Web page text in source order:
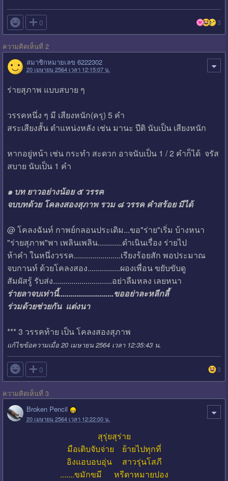
 0 3
ความคิดเห็นที่ 2
สมาชิกหมายเลข 6222302
20 เมษายน 2564 เวลา 12:15:07 น.
ร่ายสุภาพ แบบสบาย ๆ
วรรคหนึ่ง ๆ มี เสียงหนัก(ครุ) 5 คำ
สระเสียงสั้น ตำแหน่งหลัง เช่น มานะ ปีติ นับเป็น เสียงหนัก
หากอยู่หน้า เช่น กระทำ สะดวก อาจนับเป็น 1 / 2 คำก็ได้ จรัส
สบาย นับเป็น 1 คำ
๑ บท ยาวอย่างน้อย ๕ วรรค
จบบทด้วย โคลงสองสุภาพ รวม ๘ วรรค คำสร้อย มีได้
@ โคลงฉันท์ กาพย์กลอนประเดิม...ขอ"ร่าย"เริ่ม บ้างหนา
"ร่ายสุภาพ"พา เพลินเพลิน............ดำเนินเรื่อง ร่ายไป
ห้าคำ ในหนึ่งวรรค.......................เรียงร้อยสัก พอประมาณ
จบกานท์ ด้วยโคลงสอง................ผองเพื่อน ขยับขับดู
สัมผัสรู้ รับส่ง.............................อย่าลืมหลง เลยหนา
ร่ายลาจบเท่านี้...........................ขออย่าละหลีกลี้
ร่วมด้วยช่วยกัน แต่งนา
*** 3 วรรคท้าย เป็น โคลงสองสุภาพ
แก้ไขข้อความเมื่อ 20 เมษายน 2564 เวลา 12:35:43 น.
 0 3
ความคิดเห็นที่ 3
Broken Pencil
20 เมษายน 2564 เวลา 12:22:00 น.
สุรุ่ยสุร่าย
มือเติบจับจ่าย ย้ายไปทุกที่
อิงแอบอบอุ่น สาวรุ่นโสภี
.......ขมักขมี หรีตาหมายปอง